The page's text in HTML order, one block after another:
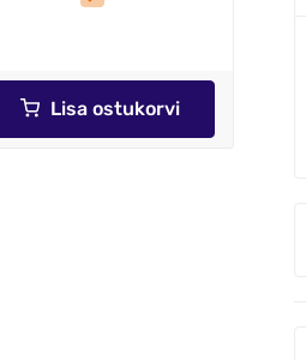
Lisa ostukorvi